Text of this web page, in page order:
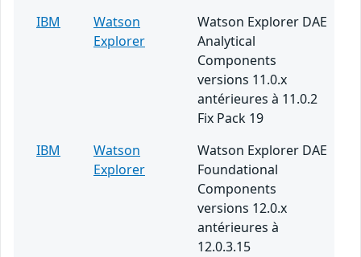
IBM
Watson
Explorer
Watson Explorer DAE
Analytical
Components
versions 11.0.x
antérieures à 11.0.2
Fix Pack 19
IBM
Watson
Explorer
Watson Explorer DAE
Foundational
Components
versions 12.0.x
antérieures à
12.0.3.15